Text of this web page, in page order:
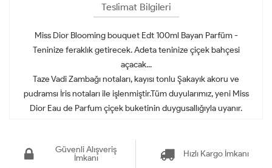
Teslimat Bilgileri
Miss Dior Blooming bouquet Edt 100ml Bayan Parfüm -
Teninize feraklık getirecek. Adeta teninize çiçek bahçesi
açacak...
Taze Vadi Zambağı notaları, kayısı tonlu Şakayık akoru ve
pudramsı İris notaları ile işlenmiştir.Tüm duyularımız, yeni Miss
Dior Eau de Parfum çiçek buketinin duygusallığıyla uyanır.
Güvenli Alışveriş
İmkanı
Hızlı Kargo İmkanı